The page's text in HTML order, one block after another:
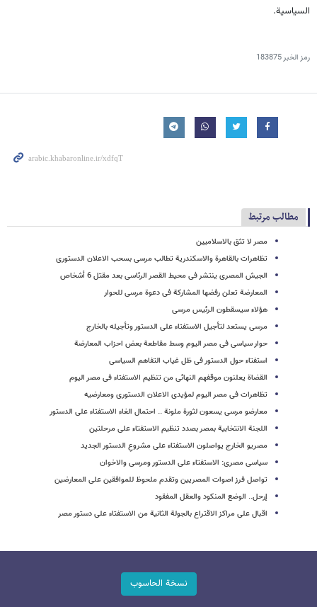
السیاسیة.
رمز الخبر183875
مطالب مرتبط
مصر لا تثق بالاسلامیین
تظاهرات بالقاهرة والاسکندریة تطالب مرسی بسحب الاعلان الدستوری
الجیش المصری ینتشر فی محیط القصر الرئاسی بعد مقتل 6 أشخاص
المعارضة تعلن رفضها المشارکة فی دعوة مرسی للحوار
هؤلاء سیسقطون الرئیس مرسی
مرسی یستعد لتأجیل الاستفتاء على الدستور وتأجیله بالخارج
حوار سیاسی فی مصر الیوم وسط مقاطعة بعض احزاب المعارضة
استفتاء حول الدستور فی ظل غیاب التفاهم السیاسی
القضاة یعلنون موقفهم النهائی من تنظیم الاستفتاء فی مصر الیوم
تظاهرات فی مصر الیوم لمؤیدی الاعلان الدستوری ومعارضیه
معارضو مرسی یسعون لثورة ملونة .. احتمال الغاء الاستفتاء على الدستور
اللجنة الانتخابیة بمصر بصدد تنظیم الاستفتاء على مرحلتین
مصریو الخارج یواصلون الاستفتاء على مشروعِ الدستور الجدید
سیاسی مصری: الاستفتاء على الدستور ومرسی والاخوان
تواصل فرز اصوات المصریین وتقدم ملحوظ للموافقین على المعارضین
إرحل.. الوضع المنکود والعقل المفقود
اقبال على مراکز الاقتراع بالجولة الثانیة من الاستفتاء على دستور مصر
نسخة الحاسوب